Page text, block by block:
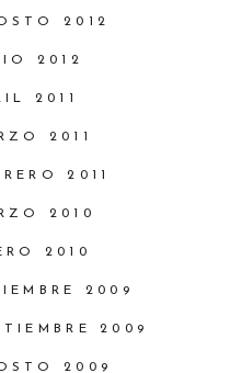
2012
2012
2011
2011
2011
2010
2010
2009
2009
2009